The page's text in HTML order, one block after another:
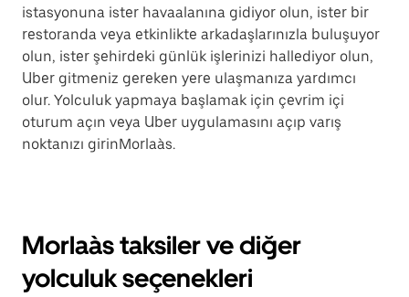
istasyonuna ister havaalanına gidiyor olun, ister bir
restoranda veya etkinlikte arkadaşlarınızla buluşuyor
olun, ister şehirdeki günlük işlerinizi hallediyor olun,
Uber gitmeniz gereken yere ulaşmanıza yardımcı
olur. Yolculuk yapmaya başlamak için çevrim içi
oturum açın veya Uber uygulamasını açıp varış
noktanızı girinMorlaàs.
Morlaàs taksiler ve diğer
yolculuk seçenekleri